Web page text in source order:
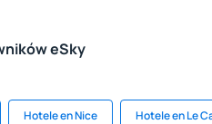
eSky
Hotele en Nice Hotele en Le